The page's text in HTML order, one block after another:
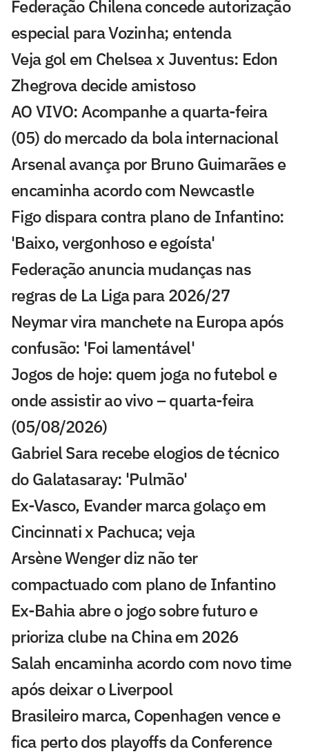
Federação Chilena concede autorização
especial para Vozinha; entenda
Veja gol em Chelsea x Juventus: Edon
Zhegrova decide amistoso
AO VIVO: Acompanhe a quarta-feira
(05) do mercado da bola internacional
Arsenal avança por Bruno Guimarães e
encaminha acordo com Newcastle
Figo dispara contra plano de Infantino:
'Baixo, vergonhoso e egoísta'
Federação anuncia mudanças nas
regras de La Liga para 2026/27
Neymar vira manchete na Europa após
confusão: 'Foi lamentável'
Jogos de hoje: quem joga no futebol e
onde assistir ao vivo – quarta-feira
(05/08/2026)
Gabriel Sara recebe elogios de técnico
do Galatasaray: 'Pulmão'
Ex-Vasco, Evander marca golaço em
Cincinnati x Pachuca; veja
Arsène Wenger diz não ter
compactuado com plano de Infantino
Ex-Bahia abre o jogo sobre futuro e
prioriza clube na China em 2026
Salah encaminha acordo com novo time
após deixar o Liverpool
Brasileiro marca, Copenhagen vence e
fica perto dos playoffs da Conference